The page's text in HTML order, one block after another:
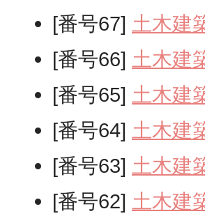
[番号67] 土木建
[番号66] 土木建
[番号65] 土木建
[番号64] 土木建
[番号63] 土木建
[番号62] 土木建